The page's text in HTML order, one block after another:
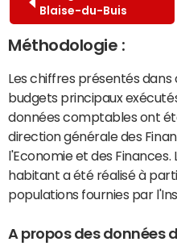
Blaise-du-Buis
Méthodologie :
Les chiffres présentés dans
budgets principaux
données comptables ont
direction générale des
l'Economie et des
habitant a été réalisé à
populations fournies par
A propos des données